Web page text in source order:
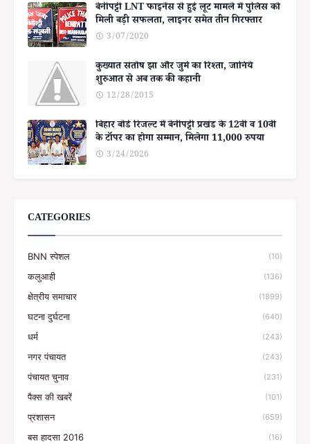
बेनीपट्टी LNT फाइनेंस से हुई लूट मामले में पुलिस को
मिली बड़ी सफलता, लाइनर समेत तीन गिरफ्तार
3/07/2020
कुख्यात संतोष झा और जुर्म का रिश्ता, जानिये
शुरुआत से अब तक की कहानी
12/28/2015
बिहार बोर्ड रिजल्ट में बेनीपट्टी प्रखंड के 12वीं व 10वीं
के टॉपर का होगा सम्मान, मिलेगा 11,000 रुपया
3/24/2026
CATEGORIES
BNN स्पेशल (10)
कलुआही (136)
क्षेत्रीय समाचार (1899)
घटना दुर्घटना (640)
धर्म (243)
नगर पंचायत (243)
पंचायत चुनाव (231)
पैक्स की खबरें (101)
प्रशासन (659)
बस हादसा 2016 (16)